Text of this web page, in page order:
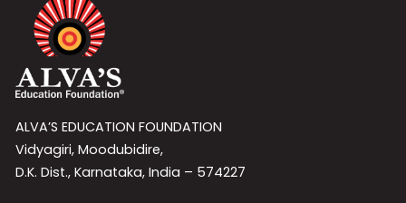
ALVA’S EDUCATION FOUNDATION
Vidyagiri, Moodubidire,
D.K. Dist., Karnataka, India – 574227